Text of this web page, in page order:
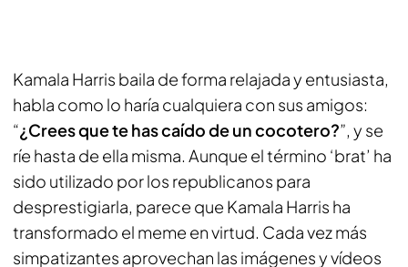
Kamala Harris baila de forma relajada y entusiasta,
habla como lo haría cualquiera con sus amigos:
“¿Crees que te has caído de un cocotero?”, y se
ríe hasta de ella misma. Aunque el término ‘brat’ ha
sido utilizado por los republicanos para
desprestigiarla, parece que Kamala Harris ha
transformado el meme en virtud. Cada vez más
simpatizantes aprovechan las imágenes y vídeos